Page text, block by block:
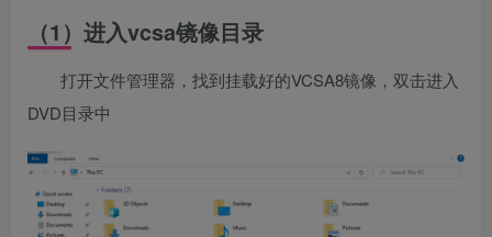
（1）进入vcsa镜像目录
打开文件管理器，找到挂载好的VCSA8镜像，双击进入
DVD目录中